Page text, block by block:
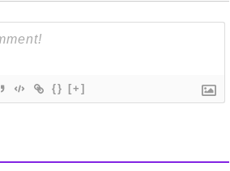
{} [+]